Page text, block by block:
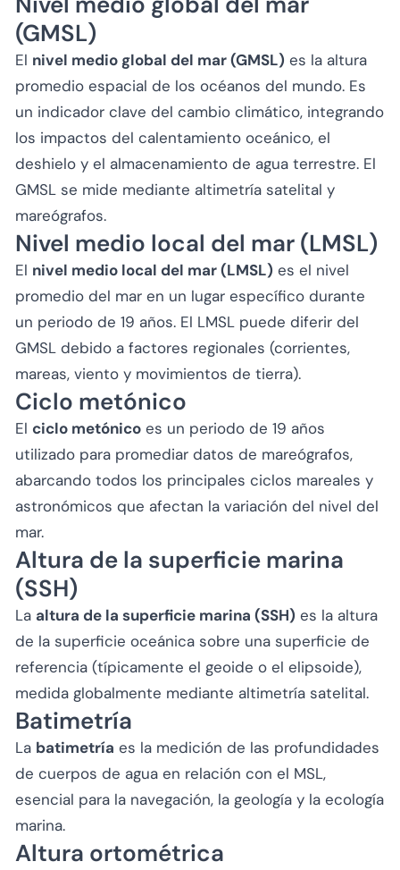
(GMSL)
El nivel medio global del mar (GMSL) es la altura
promedio espacial de los océanos del mundo. Es
un indicador clave del cambio climático, integrando
los impactos del calentamiento oceánico, el
deshielo y el almacenamiento de agua terrestre. El
GMSL se mide mediante altimetría satelital y
mareógrafos.
Nivel medio local del mar (LMSL)
El nivel medio local del mar (LMSL) es el nivel
promedio del mar en un lugar específico durante
un periodo de 19 años. El LMSL puede diferir del
GMSL debido a factores regionales (corrientes,
mareas, viento y movimientos de tierra).
Ciclo metónico
El ciclo metónico es un periodo de 19 años
utilizado para promediar datos de mareógrafos,
abarcando todos los principales ciclos mareales y
astronómicos que afectan la variación del nivel del
mar.
Altura de la superficie marina
(SSH)
La altura de la superficie marina (SSH) es la altura
de la superficie oceánica sobre una superficie de
referencia (típicamente el geoide o el elipsoide),
medida globalmente mediante altimetría satelital.
Batimetría
La batimetría es la medición de las profundidades
de cuerpos de agua en relación con el MSL,
esencial para la navegación, la geología y la ecología
marina.
Altura ortométrica